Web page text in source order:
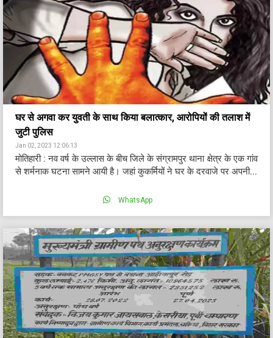
घर से अगवा कर युवती के साथ किया बलात्कार, आरोपियों की तलाश में
जुटी पुलिस
Jan 02, 2023 12:06:13
मोतिहारी : नव वर्ष के उल्लास के बीच जिले के संग्रामपुर थाना क्षेत्र के एक गांव
से शर्मनाक घटना सामने आयी है। जहां कुकर्मियों ने घर के दरवाजे पर अपनी...
WhatsApp